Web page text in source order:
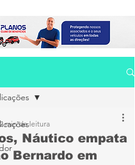
Náutico empata
Bernardo em
2 min de leitura